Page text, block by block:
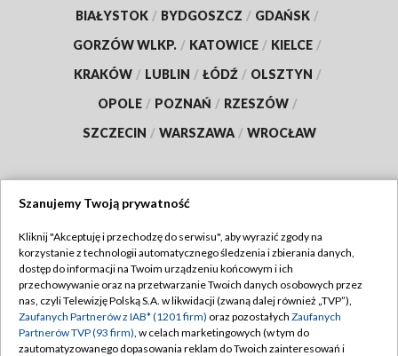
BIAŁYSTOK / BYDGOSZCZ / GDAŃSK /
GORZÓW WLKP. / KATOWICE / KIELCE /
KRAKÓW / LUBLIN / ŁÓDŹ / OLSZTYN /
OPOLE / POZNAŃ / RZESZÓW /
SZCZECIN / WARSZAWA / WROCŁAW
TVP
Abonament TVP
Emisja w TVP
Centrum informacji TVP
Regulamin TVP
Polityka prywatności
Moje zgody
Szanujemy Twoją prywatność
Kliknij "Akceptuję i przechodzę do serwisu", aby wyrazić zgody na
korzystanie z technologii automatycznego śledzenia i zbierania danych,
dostęp do informacji na Twoim urządzeniu końcowym i ich
przechowywanie oraz na przetwarzanie Twoich danych osobowych przez
nas, czyli Telewizję Polską S.A. w likwidacji (zwaną dalej również „TVP”),
Zaufanych Partnerów z IAB* (1201 firm) oraz pozostałych Zaufanych
Partnerów TVP (93 firm), w celach marketingowych (w tym do
zautomatyzowanego dopasowania reklam do Twoich zainteresowań i